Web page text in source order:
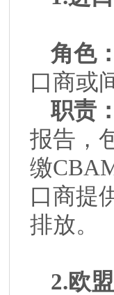
角色
口商或
职责
报告，
缴
口商提
排放。
2.欧